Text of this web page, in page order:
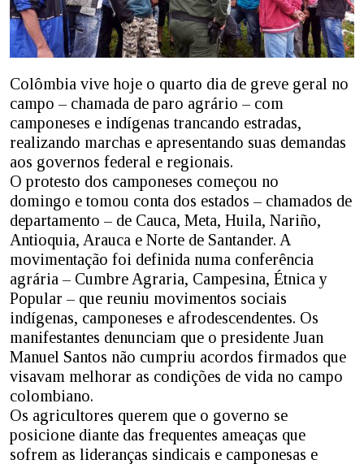
Colômbia vive hoje o quarto dia de greve geral no
campo – chamada de paro agrário – com
camponeses e indígenas trancando estradas,
realizando marchas e apresentando suas demandas
aos governos federal e regionais.
O protesto dos camponeses começou no
domingo e tomou conta dos estados – chamados de
departamento – de Cauca, Meta, Huila, Nariño,
Antioquia, Arauca e Norte de Santander. A
movimentação foi definida numa conferência
agrária – Cumbre Agraria, Campesina, Étnica y
Popular – que reuniu movimentos sociais
indígenas, camponeses e afrodescendentes. Os
manifestantes denunciam que o presidente Juan
Manuel Santos não cumpriu acordos firmados que
visavam melhorar as condições de vida no campo
colombiano.
Os agricultores querem que o governo se
posicione diante das frequentes ameaças que
sofrem as lideranças sindicais e camponesas e